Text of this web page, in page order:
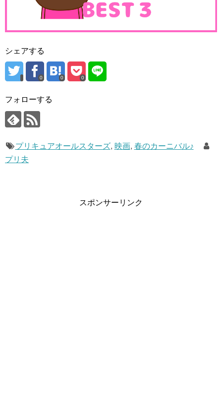
【Blu-ray】
posted with
Amazonで探す
楽天市場で探す
シェアする
0 0 0
フォローする
プリキュアオールスターズ, 映画, 春のカーニバル♪
プリ夫
スポンサーリンク